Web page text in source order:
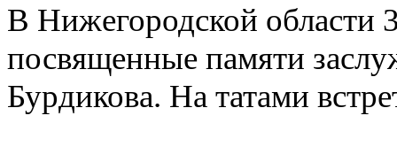
В Нижегородской области
посвященные памяти
Бурдикова. На татами